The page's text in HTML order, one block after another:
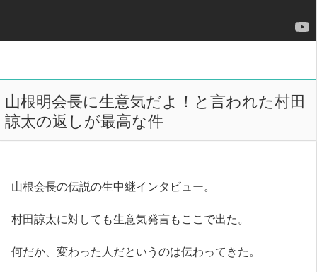
山根明会長に生意気だよ！と言われた村田
諒太の返しが最高な件
山根会長の伝説の生中継インタビュー。
村田諒太に対しても生意気発言もここで出た。
何だか、変わった人だというのは伝わってきた。